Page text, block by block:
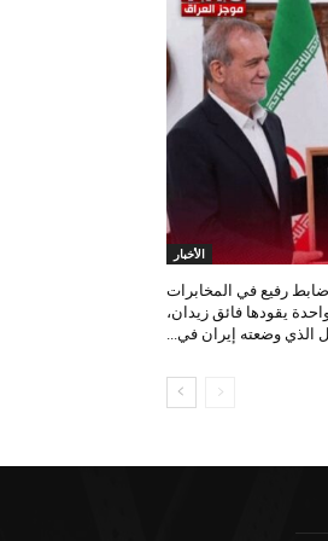
الأخبار
ضابط رفيع في المخابرات
يقودها فائق زيدان،
الذي وضعته إيران في...